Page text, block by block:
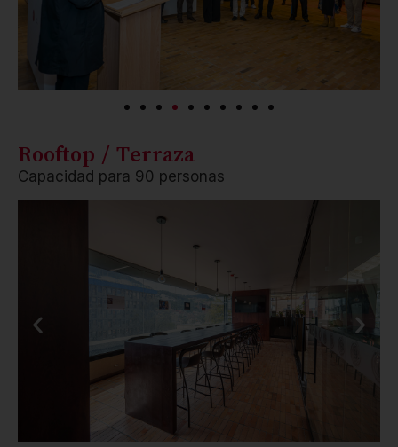
Rooftop / Terraza
Capacidad para 90 personas